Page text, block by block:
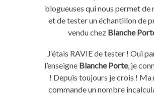
blogueuses qui nous permet de
et de tester un échantillon de
vendu chez Blanche
J’étais RAVIE de tester ! Oui
l’enseigne Blanche Porte, je
! Depuis toujours je crois ! Ma
commande un nombre